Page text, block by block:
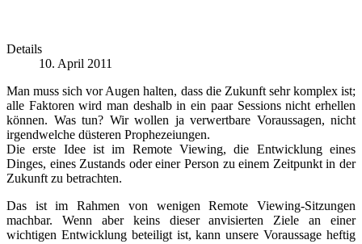
Details
10. April 2011
Man muss sich vor Augen halten, dass die Zukunft sehr komplex ist;
alle Faktoren wird man deshalb in ein paar Sessions nicht erhellen
können. Was tun? Wir wollen ja verwertbare Voraussagen, nicht
irgendwelche düsteren Prophezeiungen.
Die erste Idee ist im Remote Viewing, die Entwicklung eines
Dinges, eines Zustands oder einer Person zu einem Zeitpunkt in der
Zukunft zu betrachten.
Das ist im Rahmen von wenigen Remote Viewing-Sitzungen
machbar. Wenn aber keins dieser anvisierten Ziele an einer
wichtigen Entwicklung beteiligt ist, kann unsere Voraussage heftig